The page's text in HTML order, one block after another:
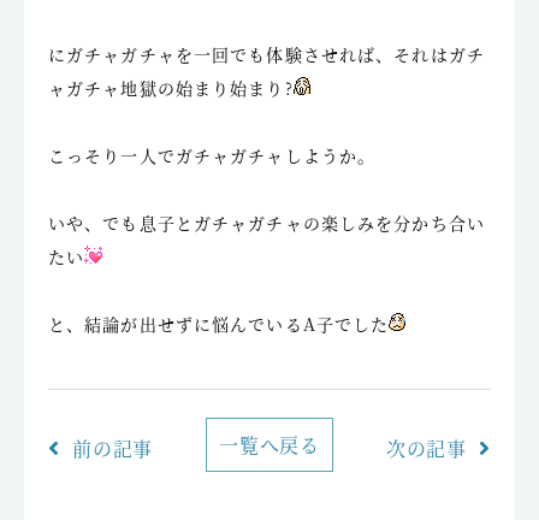
にガチャガチャを一回でも体験させれば、それはガチ
ャガチャ地獄の始まり始まり?
こっそり一人でガチャガチャしようか。
いや、でも息子とガチャガチャの楽しみを分かち合い
たい
と、結論が出せずに悩んでいるA子でした
前の記事 一覧へ戻る 次の記事